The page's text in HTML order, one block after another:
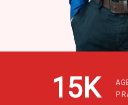
15K